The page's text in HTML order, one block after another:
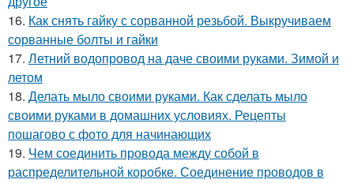
16. Как снять гайку с сорванной резьбой. Выкручиваем
сорванные болты и гайки
17. Летний водопровод на даче своими руками. Зимой и
летом
18. Делать мыло своими руками. Как сделать мыло
своими руками в домашних условиях. Рецепты
пошагово с фото для начинающих
19. Чем соединить провода между собой в
распределительной коробке. Соединение проводов в